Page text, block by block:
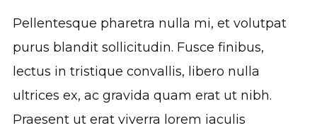
Pellentesque pharetra nulla mi, et volutpat
purus blandit sollicitudin. Fusce finibus,
lectus in tristique convallis, libero nulla
ultrices ex, ac gravida quam erat ut nibh.
Praesent ut erat viverra lorem iaculis